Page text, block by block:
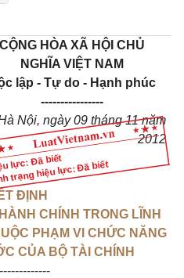
lực: Đã biết
trạng hiệu lực: Đã biết
CỘNG HÒA XÃ HỘI CHỦ
NGHĨA VIỆT NAM
lập - Tự do - Hạnh phúc
----------------
Nội, ngày 09 tháng 11 năm
2012
ĐỊNH
CHÍNH TRONG LĨNH
PHẠM VI CHỨC NĂNG
CỦA BỘ TÀI CHÍNH